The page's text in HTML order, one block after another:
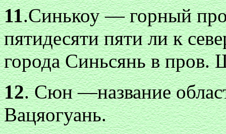
11.Синькоу — горный
пятидесяти пяти ли к
города Синьсянь в пров.
12. Сюн —название
Вацяогуань.